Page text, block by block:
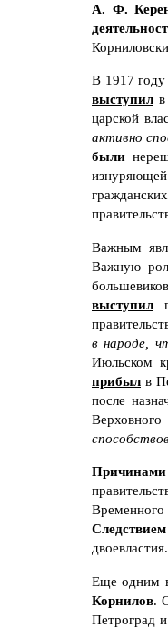
А. Ф.
В 1917
выступил
царской
активно
были
Важным
Важную
выступил
в народе,
Июльском
прибыл в
после
Временного
двоевластия.
Еще одним
Корнилов.
Петроград и